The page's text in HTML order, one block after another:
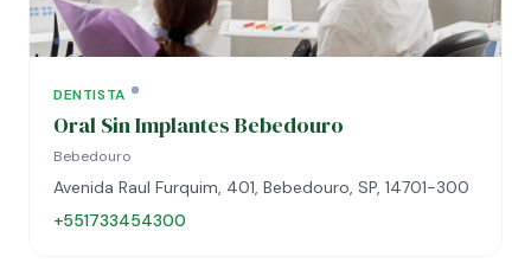
DENTISTA
Oral Sin Implantes Bebedouro
Bebedouro
Avenida Raul Furquim, 401, Bebedouro, SP, 14701-300
+551733454300